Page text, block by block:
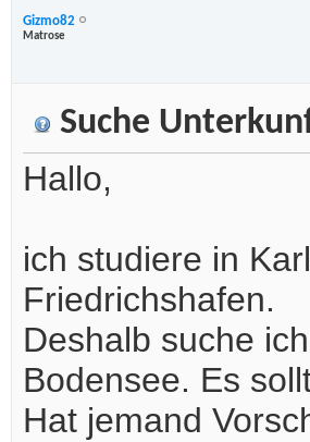
Gizmo82
Matrose
Suche
Hallo,
ich studiere in
Friedrichshafen.
Deshalb suche
Bodensee. Es
Hat jemand